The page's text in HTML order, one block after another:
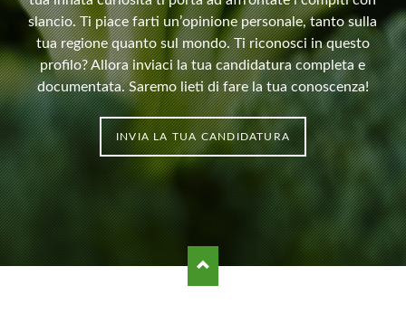
slancio. Ti piace farti un’opinione personale, tanto sulla
tua regione quanto sul mondo. Ti riconosci in questo
profilo? Allora inviaci la tua candidatura completa e
documentata. Saremo lieti di fare la tua conoscenza!
INVIA LA TUA CANDIDATURA